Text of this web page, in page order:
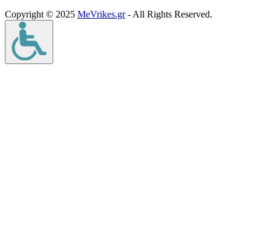
Copyright © 2025 MeVrikes.gr- All Rights Reserved.